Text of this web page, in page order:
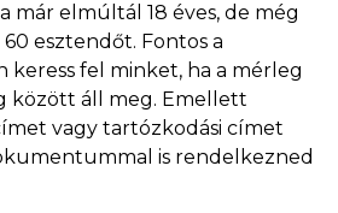
már elmúltál 18 éves, de még
esztendőt. Fontos a
keress fel minket, ha a mérleg
között áll meg. Emellett
vagy tartózkodási címet
is rendelkezned